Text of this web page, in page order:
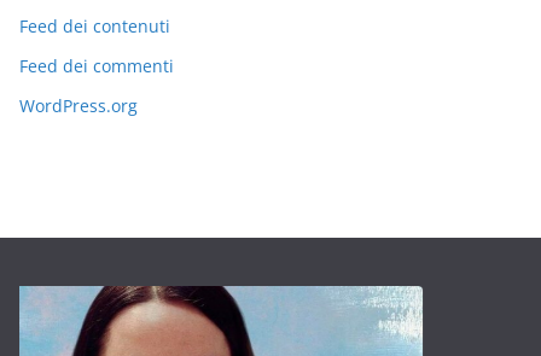
Feed dei contenuti
Feed dei commenti
WordPress.org